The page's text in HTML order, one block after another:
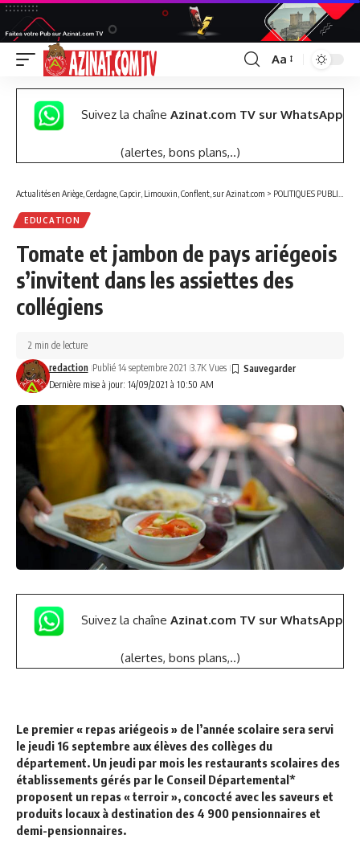
Font
Resizer
Aa
Suivez la chaîne Azinat.com TV sur WhatsApp
(alertes, bons plans,..)
Actualités en Ariège, Cerdagne, Capcir, Limouxin, Conflent, sur Azinat.com > POLITIQUES PUBLIQUES
EDUCATION
Tomate et jambon de pays ariégeois
s’invitent dans les assiettes des
collégiens
Dernière mise à jour: 14/09/2021 à 10:50 AM
redaction Publié 14 septembre 2021 3.7K Vues
2 min de lecture
Suivez la chaîne Azinat.com TV sur WhatsApp
(alertes, bons plans,..)
Le premier « repas ariégeois » de l’année scolaire sera servi
le jeudi 16 septembre aux élèves des collèges du
département. Un jeudi par mois les restaurants scolaires des
établissements gérés par le Conseil Départemental*
proposent un repas « terroir », concocté avec les saveurs et
produits locaux à destination des 4 900 pensionnaires et
demi-pensionnaires.